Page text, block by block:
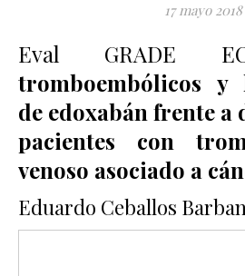
17 mayo 2018
Eval GRADE
tromboembólicos y
de edoxabán frente a
pacientes con
venoso asociado a
Eduardo Ceballos